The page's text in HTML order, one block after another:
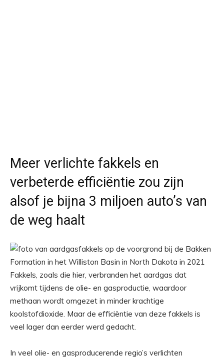
Meer verlichte fakkels en
verbeterde efficiëntie zou zijn
alsof je bijna 3 miljoen auto’s van
de weg haalt
Fakkels, zoals die hier, verbranden het aardgas dat
vrijkomt tijdens de olie- en gasproductie, waardoor
methaan wordt omgezet in minder krachtige
koolstofdioxide. Maar de efficiëntie van deze fakkels is
veel lager dan eerder werd gedacht.
In veel olie- en gasproducerende regio’s verlichten